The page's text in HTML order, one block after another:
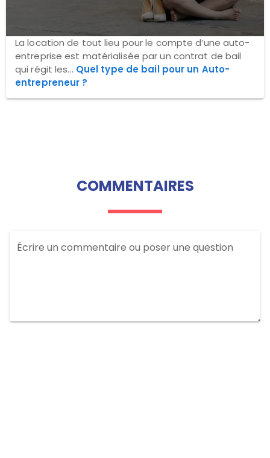
La location de tout lieu pour le compte d’une auto-
entreprise est matérialisée par un contrat de bail
qui régit les... Quel type de bail pour un Auto-
entrepreneur ?
COMMENTAIRES
Écrire un commentaire ou poser une question